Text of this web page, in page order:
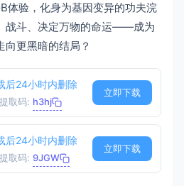
体验，化身为基因变异的功夫浣
战斗、决定万物的命运——成为
更黑暗的结局？
后24小时内删除
取码: h3hj
立即下载
后24小时内删除
取码: 9JGW
立即下载